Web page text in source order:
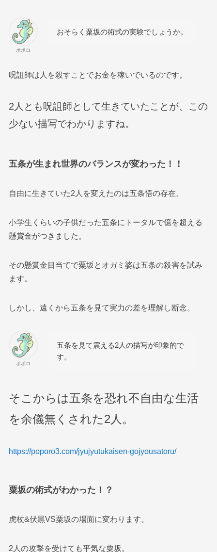
ポポロ
おそらく粟坂の術式の実験でしょうか。
呪詛師は人を殺すことでお金を稼いでいるのです。
2人とも呪詛師として生きていたことが、この
少ない描写でわかりますね。
五条が生まれ世界のバランスが変わった！！
自由に生きていた2人を変えたのは五条悟の存在。
小学生くらいの子供だった五条にトータルで億を超える
懸賞金がつきました。
その懸賞金目当てで粟坂とオガミ婆は五条の殺害を試み
ます。
しかし、遠くから五条を見て実力の差を理解し断念。
ポポロ
五条を見て震える2人の描写が印象的で
す。
そこからは五条を恐れ不自由な生活
を余儀無くされた2人。
https://poporo3.com/jyujyutukaisen-gojyousatoru/
粟坂の術式がわかった！？
虎杖&伏黒VS粟坂の場面に変わります。
2人の攻撃を受けても平気な粟坂。